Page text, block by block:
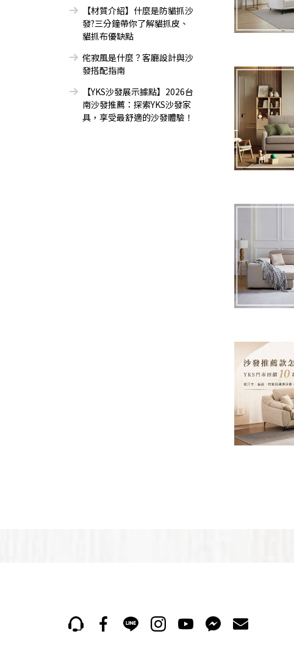
【材質介紹】什麼是防貓抓沙
發?三分鐘帶你了解貓抓皮、
貓抓布優缺點
侘寂風是什麼？客廳設計與沙
發搭配指南
【YKS沙發展示據點】2026台
南沙發推薦：探索YKS沙發家
具，享受最舒適的沙發體驗！